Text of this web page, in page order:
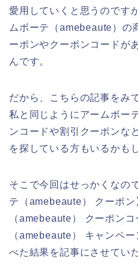
愛用していくと思うのです
ムボーテ（amebeaute）の
ーポンやクーポンコードが
んです。
だから、こちらの記事をみ
私と同じようにアームボー
ンコードや割引クーポンな
を探している方もいるかも
そこで今回はせっかくなの
テ（amebeaute） クーポン
（amebeaute） クーポン
（amebeaute） キャンペ
べた結果を記事にさせてい